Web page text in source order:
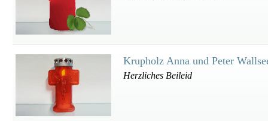
Krupholz Anna und Peter
Herzliches Beileid